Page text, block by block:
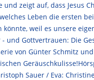
zeigt auf, dass Jesus
Leben die ersten
weil es unsere
und Gottvertrauen: Die
von Günter Schmitz
Sauer / Eva: